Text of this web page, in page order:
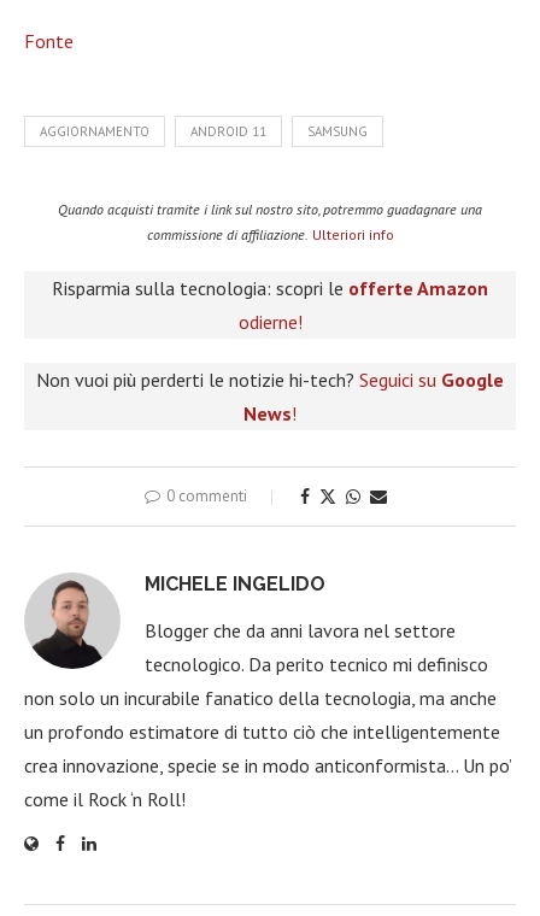
Fonte
AGGIORNAMENTO ANDROID 11 SAMSUNG
Quando acquisti tramite i link sul nostro sito, potremmo guadagnare una
commissione di affiliazione. Ulteriori info
Risparmia sulla tecnologia: scopri le offerte Amazon
odierne!
Non vuoi più perderti le notizie hi-tech? Seguici su Google
News!
0 commenti
MICHELE INGELIDO
Blogger che da anni lavora nel settore
tecnologico. Da perito tecnico mi definisco
non solo un incurabile fanatico della tecnologia, ma anche
un profondo estimatore di tutto ciò che intelligentemente
crea innovazione, specie se in modo anticonformista… Un po’
come il Rock ‘n Roll!